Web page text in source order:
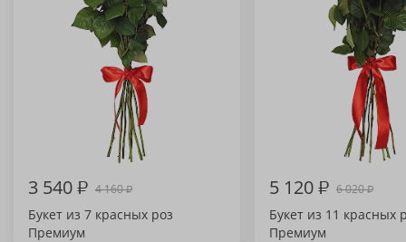
3 540₽ 4 160₽
Букет из 7 красных роз
Премиум
5 120₽ 6 020₽
Букет из 11 красных
Премиум